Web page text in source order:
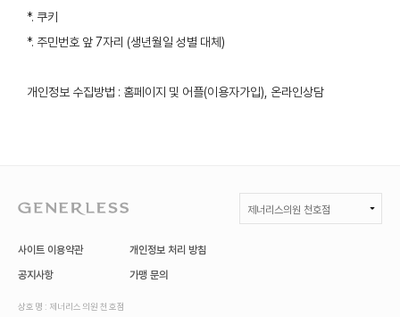
사이트 이용약관
개인정보 처리 방침
공지사항
가맹 문의
상호명 : 제너리스의원 천호점
제너리스의원 천호점